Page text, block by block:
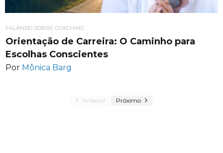
FALANDO SOBRE COACHING
Orientação de Carreira: O Caminho para
Escolhas Conscientes
Por Mônica Barg
Anterior Próximo